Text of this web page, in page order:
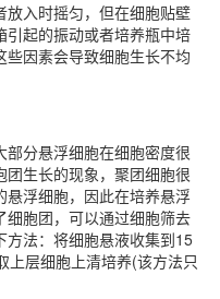
入时摇匀，但在细胞贴壁
起的振动或者培养瓶中培
因素会导致细胞生长不均
分悬浮细胞在细胞密度很
生长的现象，聚团细胞很
浮细胞，因此在培养悬浮
胞团，可以通过细胞筛去
方法：将细胞悬液收集到15
上层细胞上清培养(该方法只